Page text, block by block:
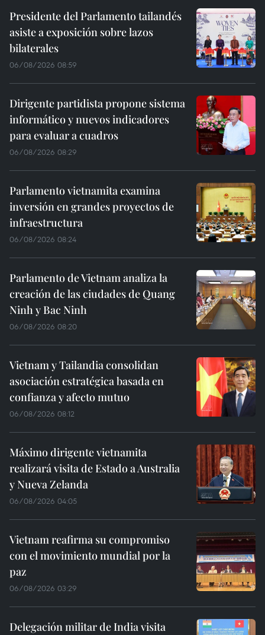
Presidente del Parlamento tailandés
asiste a exposición sobre lazos
bilaterales
06/08/2026 08:59
Dirigente partidista propone sistema
informático y nuevos indicadores
para evaluar a cuadros
06/08/2026 08:29
Parlamento vietnamita examina
inversión en grandes proyectos de
infraestructura
06/08/2026 08:24
Parlamento de Vietnam analiza la
creación de las ciudades de Quang
Ninh y Bac Ninh
06/08/2026 08:20
Vietnam y Tailandia consolidan
asociación estratégica basada en
confianza y afecto mutuo
06/08/2026 08:12
Máximo dirigente vietnamita
realizará visita de Estado a Australia
y Nueva Zelanda
06/08/2026 04:05
Vietnam reafirma su compromiso
con el movimiento mundial por la
paz
06/08/2026 03:29
Delegación militar de India visita